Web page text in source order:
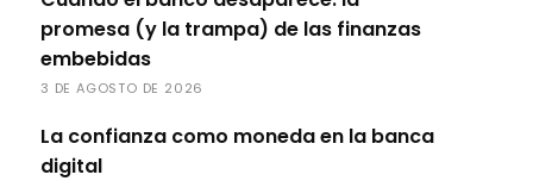
promesa (y la trampa) de las finanzas
embebidas
3 DE AGOSTO DE 2026
La confianza como moneda en la banca
digital